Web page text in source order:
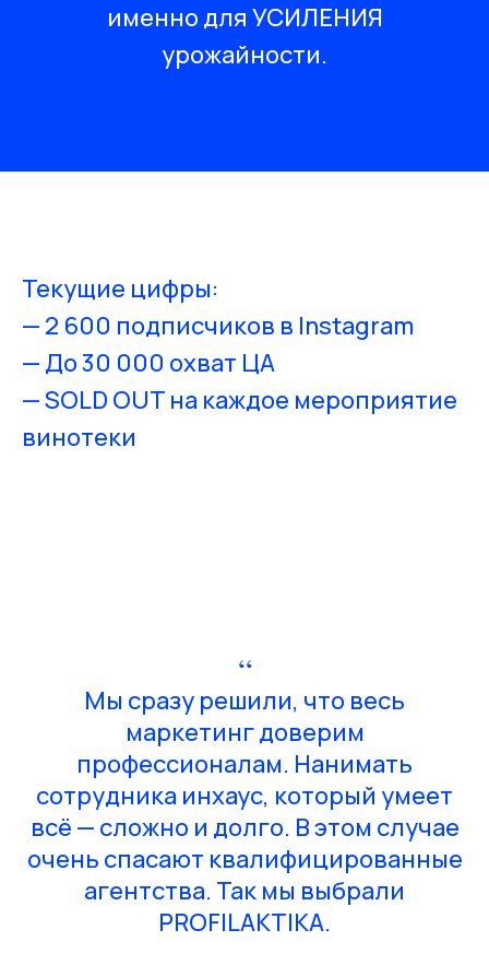
именно для УСИЛЕНИЯ
урожайности.
Текущие цифры:
— 2 600 подписчиков в Instagram
— До 30 000 охват ЦА
— SOLD OUT на каждое мероприятие
винотеки
“
Мы сразу решили, что весь
маркетинг доверим
профессионалам. Нанимать
сотрудника инхаус, который умеет
всё — сложно и долго. В этом случае
очень спасают квалифицированные
агентства. Так мы выбрали
PROFILAKTIKA.